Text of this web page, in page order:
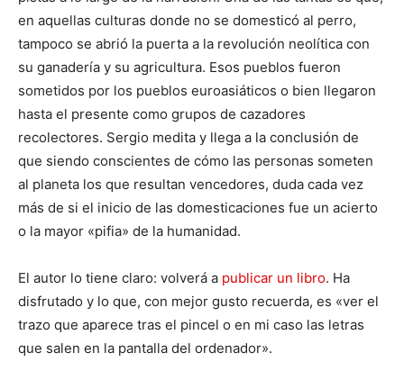
en aquellas culturas donde no se domesticó al perro,
tampoco se abrió la puerta a la revolución neolítica con
su ganadería y su agricultura. Esos pueblos fueron
sometidos por los pueblos euroasiáticos o bien llegaron
hasta el presente como grupos de cazadores
recolectores. Sergio medita y llega a la conclusión de
que siendo conscientes de cómo las personas someten
al planeta los que resultan vencedores, duda cada vez
más de si el inicio de las domesticaciones fue un acierto
o la mayor «pifia» de la humanidad.
El autor lo tiene claro: volverá a publicar un libro. Ha
disfrutado y lo que, con mejor gusto recuerda, es «ver el
trazo que aparece tras el pincel o en mi caso las letras
que salen en la pantalla del ordenador».